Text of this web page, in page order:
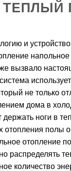
и
вызвало
не только
дома в
держать ноги в
отопления полы
отопление
распределять
количество